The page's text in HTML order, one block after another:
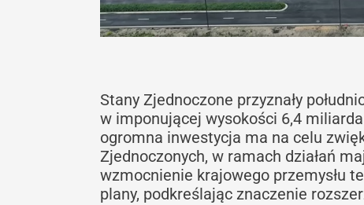
Stany Zjednoczone przyznały
w imponującej wysokości 6,4
ogromna inwestycja ma na celu
Zjednoczonych, w ramach działań
wzmocnienie krajowego przemysłu
plany, podkreślając znaczenie